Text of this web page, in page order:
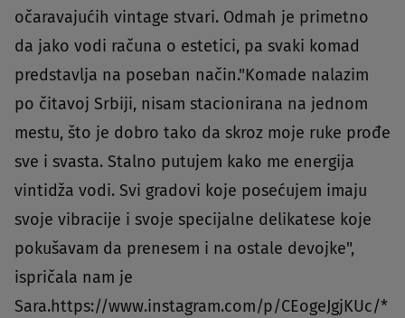
očaravajućih vintage stvari. Odmah je primetno
da jako vodi računa o estetici, pa svaki komad
predstavlja na poseban način."Komade nalazim
po čitavoj Srbiji, nisam stacionirana na jednom
mestu, što je dobro tako da skroz moje ruke prođe
sve i svasta. Stalno putujem kako me energija
vintidža vodi. Svi gradovi koje posećujem imaju
svoje vibracije i svoje specijalne delikatese koje
pokušavam da prenesem i na ostale devojke",
ispričala nam je
Sara.https://www.instagram.com/p/CEogeJgjKUc/*